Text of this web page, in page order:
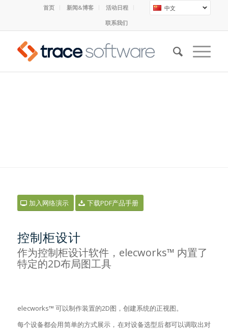
中文
首页 新闻&博客
活动日程
联系我们
加入网络演示 下载PDF产品手册
控制柜设计
作为控制柜设计软件，elecworks™ 内置了
特定的2D布局图工具
elecworks™ 可以制作装置的2D图，创建系统的正视图。
每个设备都会用简单的方式展示，在对设备选型后都可以调取出对